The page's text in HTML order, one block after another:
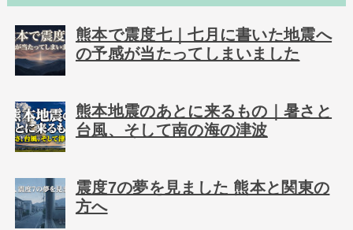
熊本で震度七｜七月に書いた地震へ
の予感が当たってしまいました
熊本地震のあとに来るもの｜暑さと
台風、そして南の海の津波
震度7の夢を見ました 熊本と関東の
方へ